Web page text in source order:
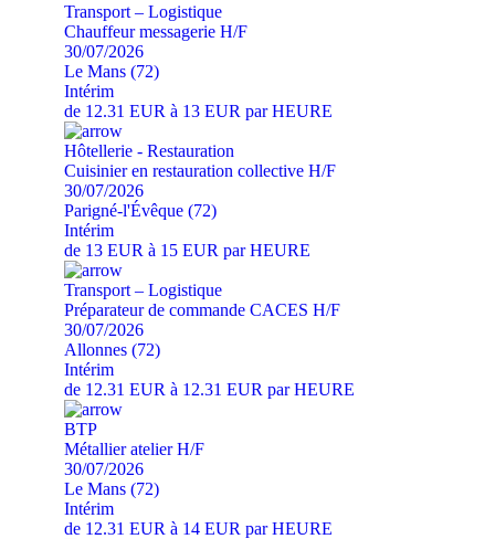
Transport – Logistique
Chauffeur messagerie H/F
30/07/2026
Le Mans (72)
Intérim
de 12.31 EUR à 13 EUR par HEURE
Hôtellerie - Restauration
Cuisinier en restauration collective H/F
30/07/2026
Parigné-l'Évêque (72)
Intérim
de 13 EUR à 15 EUR par HEURE
Transport – Logistique
Préparateur de commande CACES H/F
30/07/2026
Allonnes (72)
Intérim
de 12.31 EUR à 12.31 EUR par HEURE
BTP
Métallier atelier H/F
30/07/2026
Le Mans (72)
Intérim
de 12.31 EUR à 14 EUR par HEURE